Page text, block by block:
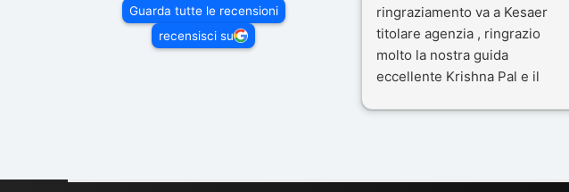
Guarda tutte le recensioni
recensisci su
ringraziamento va a Kesaer
titolare agenzia , ringrazio
molto la nostra guida
eccellente Krishna Pal e il
consiglio questa agenzia